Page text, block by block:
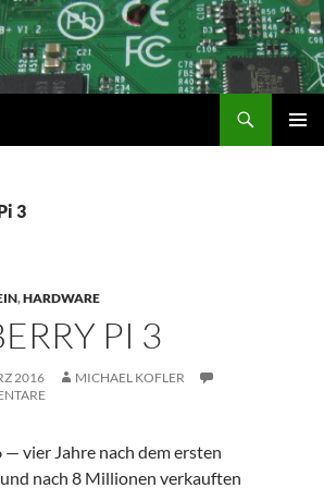
3
,HARDWARE
PI 3
2016
MICHAEL KOFLER
— vier Jahre nach dem ersten
nach 8 Millionen verkauften